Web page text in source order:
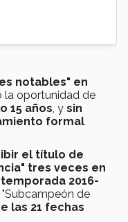
notables" en
la oportunidad de
15 años, y sin
formal
el título de
tres veces en
temporada 2016-
de
las 21 fechas